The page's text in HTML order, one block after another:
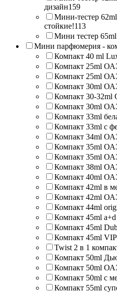
дизайн159
Мини-тестер
стойкие!113
Мини тестер
Мини парфюмерия -
Компакт 40 ml
Компакт 25ml
Компакт 25ml
Компакт 30ml
Компакт 30-32ml
Компакт 30ml
Компакт 33ml
Компакт 33ml с
Компакт 34ml
Компакт 35ml
Компакт 35ml
Компакт 38ml
Компакт 40ml
Компакт 42ml в
Компакт 42ml
Компакт 44ml
Компакт 45ml
Компакт 45ml
Компакт 45ml
Twist 2 в 1
Компакт 50ml
Компакт 50ml
Компакт 50ml с
Компакт 55ml